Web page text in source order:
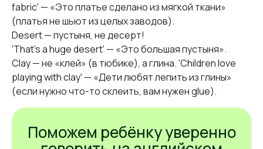
fabric' — «Это платье сделано из мягкой ткани»
(платья не шьют из целых заводов).
Desert — пустыня, не десерт!
'That's a huge desert' — «Это большая пустыня».
Clay — не «клей» (в тюбике), а глина. 'Children love
playing with clay' — «Дети любят лепить из глины»
(если нужно что-то склеить, вам нужен glue).
Поможем ребёнку уверенно